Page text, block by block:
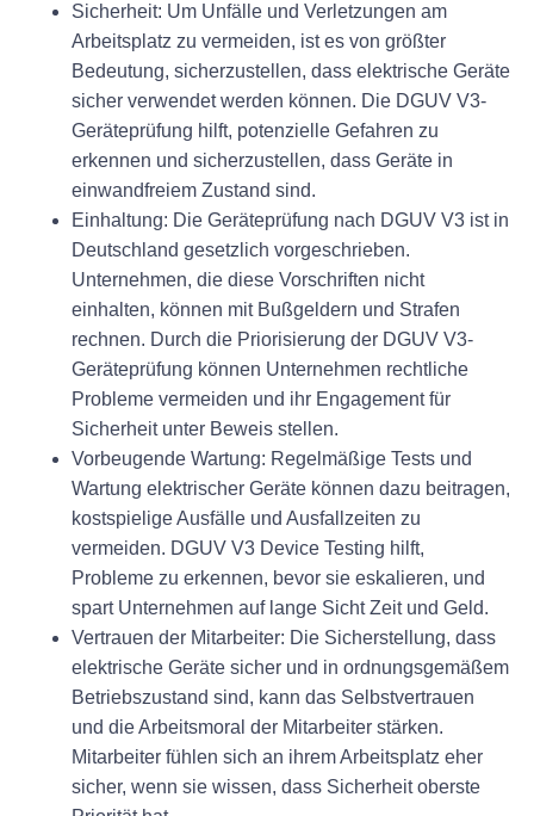
Sicherheit: Um Unfälle und Verletzungen am
Arbeitsplatz zu vermeiden, ist es von größter
Bedeutung, sicherzustellen, dass elektrische Geräte
sicher verwendet werden können. Die DGUV V3-
Geräteprüfung hilft, potenzielle Gefahren zu
erkennen und sicherzustellen, dass Geräte in
einwandfreiem Zustand sind.
Einhaltung: Die Geräteprüfung nach DGUV V3 ist in
Deutschland gesetzlich vorgeschrieben.
Unternehmen, die diese Vorschriften nicht
einhalten, können mit Bußgeldern und Strafen
rechnen. Durch die Priorisierung der DGUV V3-
Geräteprüfung können Unternehmen rechtliche
Probleme vermeiden und ihr Engagement für
Sicherheit unter Beweis stellen.
Vorbeugende Wartung: Regelmäßige Tests und
Wartung elektrischer Geräte können dazu beitragen,
kostspielige Ausfälle und Ausfallzeiten zu
vermeiden. DGUV V3 Device Testing hilft,
Probleme zu erkennen, bevor sie eskalieren, und
spart Unternehmen auf lange Sicht Zeit und Geld.
Vertrauen der Mitarbeiter: Die Sicherstellung, dass
elektrische Geräte sicher und in ordnungsgemäßem
Betriebszustand sind, kann das Selbstvertrauen
und die Arbeitsmoral der Mitarbeiter stärken.
Mitarbeiter fühlen sich an ihrem Arbeitsplatz eher
sicher, wenn sie wissen, dass Sicherheit oberste